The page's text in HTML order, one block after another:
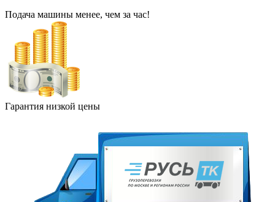
Подача машины менее, чем за час!
Гарантия низкой цены